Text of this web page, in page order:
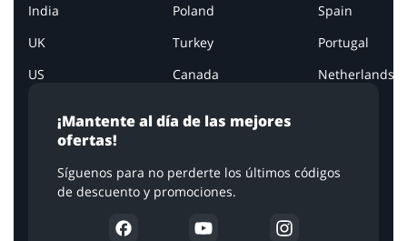
¡Mantente al día de las mejores
ofertas!
Síguenos para no perderte los últimos códigos
de descuento y promociones.
India
Poland
Spain
UK
Turkey
Portugal
US
Canada Netherlands